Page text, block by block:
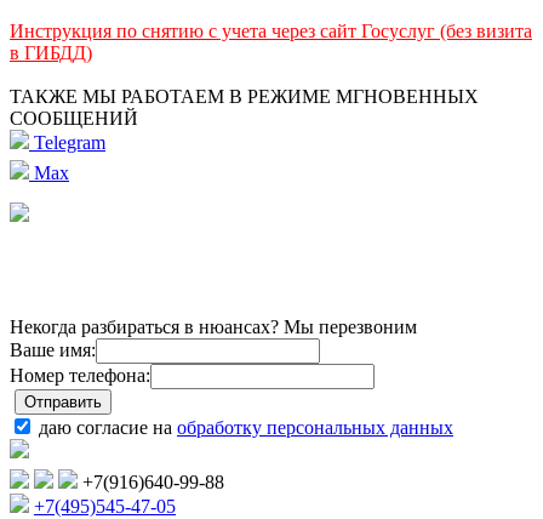
Инструкция по снятию с учета через сайт Госуслуг (без визита
в ГИБДД)
ТАКЖЕ МЫ РАБОТАЕМ В РЕЖИМЕ МГНОВЕННЫХ
СООБЩЕНИЙ
Telegram
Max
Некогда разбираться в нюансах? Мы перезвоним
Ваше имя:
Номер телефона:
даю согласие на обработку персональных данных
+7(916)640-99-88
+7(495)545-47-05